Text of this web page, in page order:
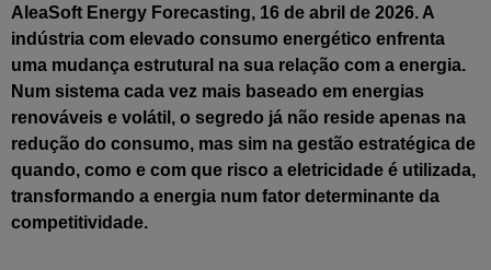
AleaSoft Energy Forecasting, 16 de abril de 2026. A
indústria com elevado consumo energético enfrenta
uma mudança estrutural na sua relação com a energia.
Num sistema cada vez mais baseado em energias
renováveis e volátil, o segredo já não reside apenas na
redução do consumo, mas sim na gestão estratégica de
quando, como e com que risco a eletricidade é utilizada,
transformando a energia num fator determinante da
competitividade.